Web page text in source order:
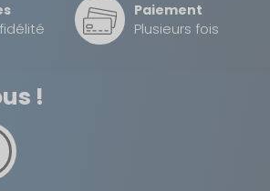
Paiement
Plusieurs fois
!